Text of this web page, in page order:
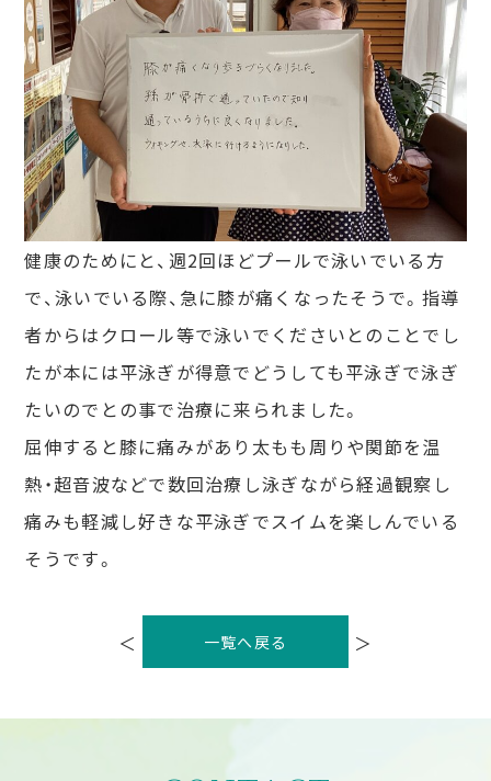
健康のためにと、週2回ほどプールで泳いでいる方
で、泳いでいる際、急に膝が痛くなったそうで。指導
者からはクロール等で泳いでくださいとのことでし
たが本には平泳ぎが得意でどうしても平泳ぎで泳ぎ
たいのでとの事で治療に来られました。
屈伸すると膝に痛みがあり太もも周りや関節を温
熱・超音波などで数回治療し泳ぎながら経過観察し
痛みも軽減し好きな平泳ぎでスイムを楽しんでいる
そうです。
＜ ＞
一覧へ戻る